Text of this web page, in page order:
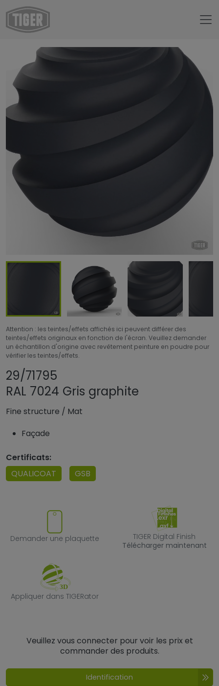
Boutique en ligne
29/71795 - RAL 7024 Gris graphite
Attention : les teintes/effets affichés ici peuvent différer des
teintes/effets originaux en fonction de l'écran. Veuillez demander
un échantillon d'origine avec revêtement peinture en poudre pour
vérifier les teintes/effets.
29/71795
RAL 7024 Gris graphite
Fine structure / Mat
Façade
Certificats:
QUALICOAT
GSB
Demander une plaquette
Demander une plaquette
TIGER Digital
TIGER Digital Finish
Télécharger maintenant
Appliquer dans TIGERator
Appliquer dans TIGERator
Veuillez vous connecter pour voir les prix et
commander des produits.
Identification